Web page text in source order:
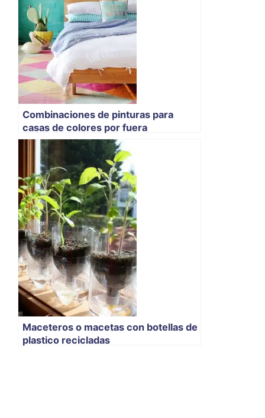
Combinaciones de pinturas para
casas de colores por fuera
Maceteros o macetas con botellas de
plastico recicladas